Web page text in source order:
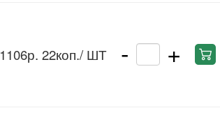
1106р. 22коп./ ШТ - +